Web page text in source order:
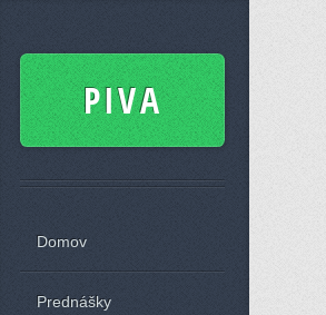
PIVA
Domov
Prednášky